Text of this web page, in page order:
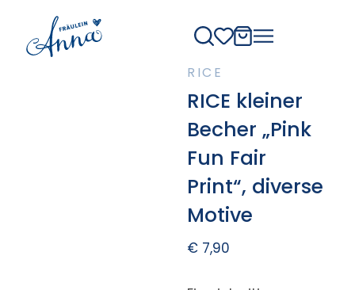
RICE
RICE kleiner
Becher „Pink
Fun Fair
Print“, diverse
Motive
€7,90